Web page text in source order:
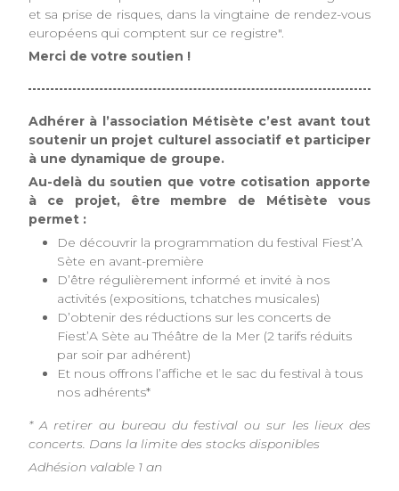
et sa prise de risques, dans la vingtaine de rendez-vous
européens qui comptent sur ce registre".
Merci de votre soutien !
Adhérer à l’association Métisète c’est avant tout
soutenir un projet culturel associatif et participer
à une dynamique de groupe.
Au-delà du soutien que votre cotisation apporte
à ce projet, être membre de Métisète vous
permet :
De découvrir la programmation du festival Fiest’A
Sète en avant-première
D’être régulièrement informé et invité à nos
activités (expositions, tchatches musicales)
D’obtenir des réductions sur les concerts de
Fiest’A Sète au Théâtre de la Mer (2 tarifs réduits
par soir par adhérent)
Et nous offrons l’affiche et le sac du festival à tous
nos adhérents*
* A retirer au bureau du festival ou sur les lieux des
concerts. Dans la limite des stocks disponibles
Adhésion valable 1 an